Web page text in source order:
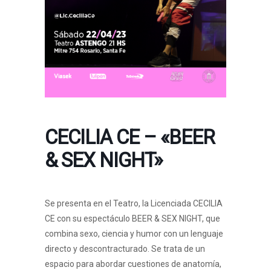
CECILIA CE – «BEER
& SEX NIGHT»
Se presenta en el Teatro, la Licenciada CECILIA
CE con su espectáculo BEER & SEX NIGHT, que
combina sexo, ciencia y humor con un lenguaje
directo y descontracturado. Se trata de un
espacio para abordar cuestiones de anatomía,